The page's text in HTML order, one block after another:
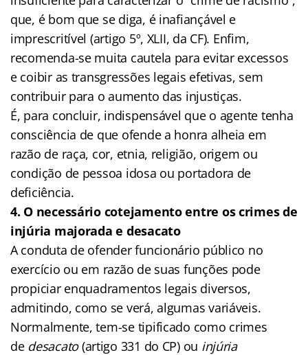
que, é bom que se diga, é inafiançável e
imprescritível (artigo 5º, XLII, da CF). Enfim,
recomenda-se muita cautela para evitar excessos
e coibir as transgressões legais efetivas, sem
contribuir para o aumento das injustiças.
É, para concluir, indispensável que o agente tenha
consciência de que ofende a honra alheia em
razão de raça, cor, etnia, religião, origem ou
condição de pessoa idosa ou portadora de
deficiência.
4. O necessário cotejamento entre os crimes de
injúria majorada e desacato
A conduta de ofender funcionário público no
exercício ou em razão de suas funções pode
propiciar enquadramentos legais diversos,
admitindo, como se verá, algumas variáveis.
Normalmente, tem-se tipificado como crimes
de desacato(artigo 331 do CP) ou injúria